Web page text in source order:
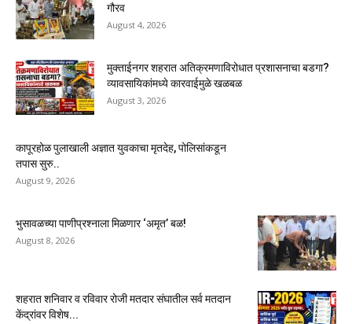
गौरव
August 4, 2026
मुक्ताईनगर शहरात अतिक्रमणाविरोधात प्रशासनाचा बडगा?
व्यावसायिकांमध्ये कारवाईमुळे खळबळ
August 3, 2026
कापूरहोळ पुलाखाली अज्ञात युवकाचा मृतदेह, पोलिसांकडून
तपास सुरु..
August 9, 2026
भुसावळच्या पाणीप्रश्नाला मिळणार ‘अमृत’ बळ!
August 8, 2026
शहरात शनिवार व रविवार रोजी मतदार संघातील सर्व मतदान
केंद्रांवर विशेष...